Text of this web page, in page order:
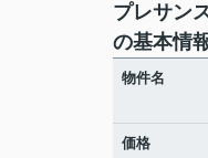
プレサン
の基本情
物件名
価格